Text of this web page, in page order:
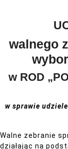
walnego
w ROD
w sprawie
Walne zebranie
działając na